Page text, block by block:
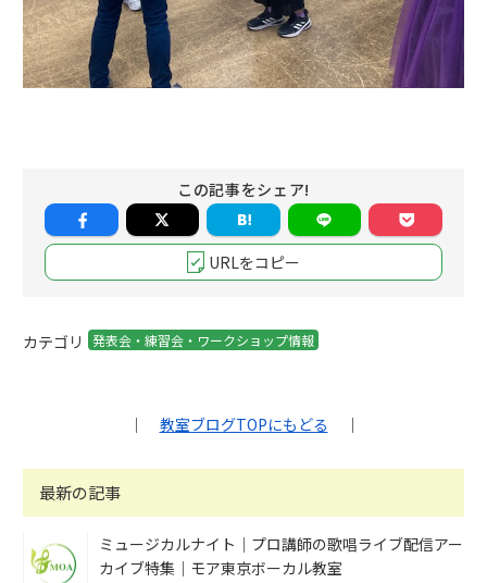
この記事をシェア!
URLをコピー
カテゴリ 発表会・練習会・ワークショップ情報
｜ 教室ブログTOPにもどる ｜
最新の記事
ミュージカルナイト｜プロ講師の歌唱ライブ配信アー
カイブ特集｜モア東京ボーカル教室